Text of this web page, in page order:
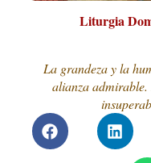
Liturgia
La grandeza y la
alianza admirable.